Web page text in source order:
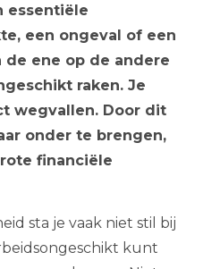
essentiële
een ongeval of een
de ene op de andere
raken. Je
wegvallen. Door dit
onder te brengen,
financiële
sta je vaak niet stil bij
kunt